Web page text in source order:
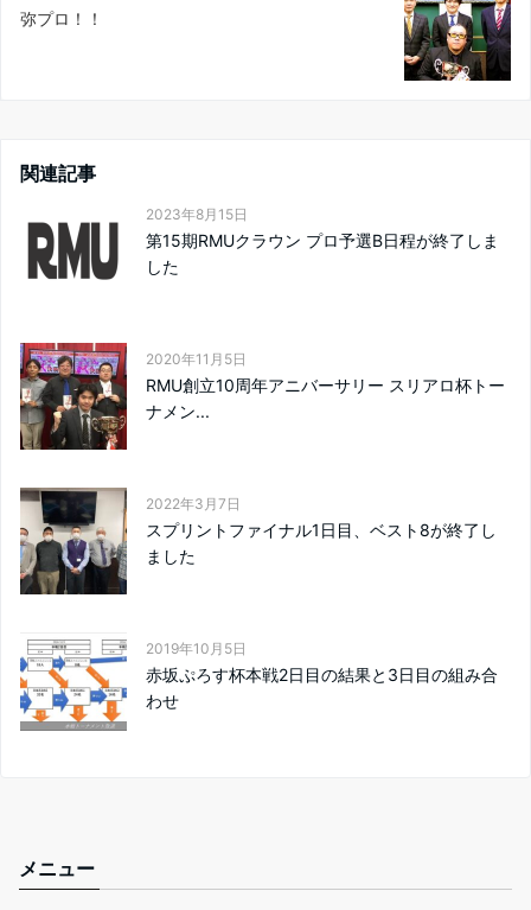
弥プロ！！
関連記事
2023年8月15日
第15期RMUクラウン プロ予選B日程が終了しま
した
2020年11月5日
RMU創立10周年アニバーサリー スリアロ杯トー
ナメン...
2022年3月7日
スプリントファイナル1日目、ベスト8が終了し
ました
2019年10月5日
赤坂ぷろす杯本戦2日目の結果と3日目の組み合
わせ
メニュー